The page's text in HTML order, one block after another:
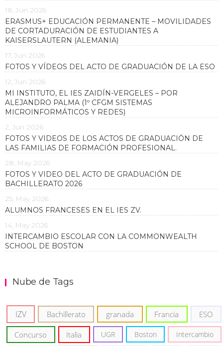
18, Jun 2026
ERASMUS+ EDUCACIÓN PERMANENTE – MOVILIDADES
DE CORTADURACIÓN DE ESTUDIANTES A
KAISERSLAUTERN (ALEMANIA)
17, Jun 2026
FOTOS Y VÍDEOS DEL ACTO DE GRADUACIÓN DE LA ESO
12, Jun 2026
MI INSTITUTO, EL IES ZAIDÍN-VERGELES – POR
ALEJANDRO PALMA (1º CFGM SISTEMAS
MICROINFORMÁTICOS Y REDES)
2, Jun 2026
FOTOS Y VIDEOS DE LOS ACTOS DE GRADUACIÓN DE
LAS FAMILIAS DE FORMACIÓN PROFESIONAL.
28, May 2026
FOTOS Y VIDEO DEL ACTO DE GRADUACIÓN DE
BACHILLERATO 2026
25, May 2026
ALUMNOS FRANCESES EN EL IES ZV.
14, May 2026
INTERCAMBIO ESCOLAR CON LA COMMONWEALTH
SCHOOL DE BOSTON
Nube de Tags
IZV Bachillerato granada Francia ESO
Concurso Italia UGR Boston Intercambio